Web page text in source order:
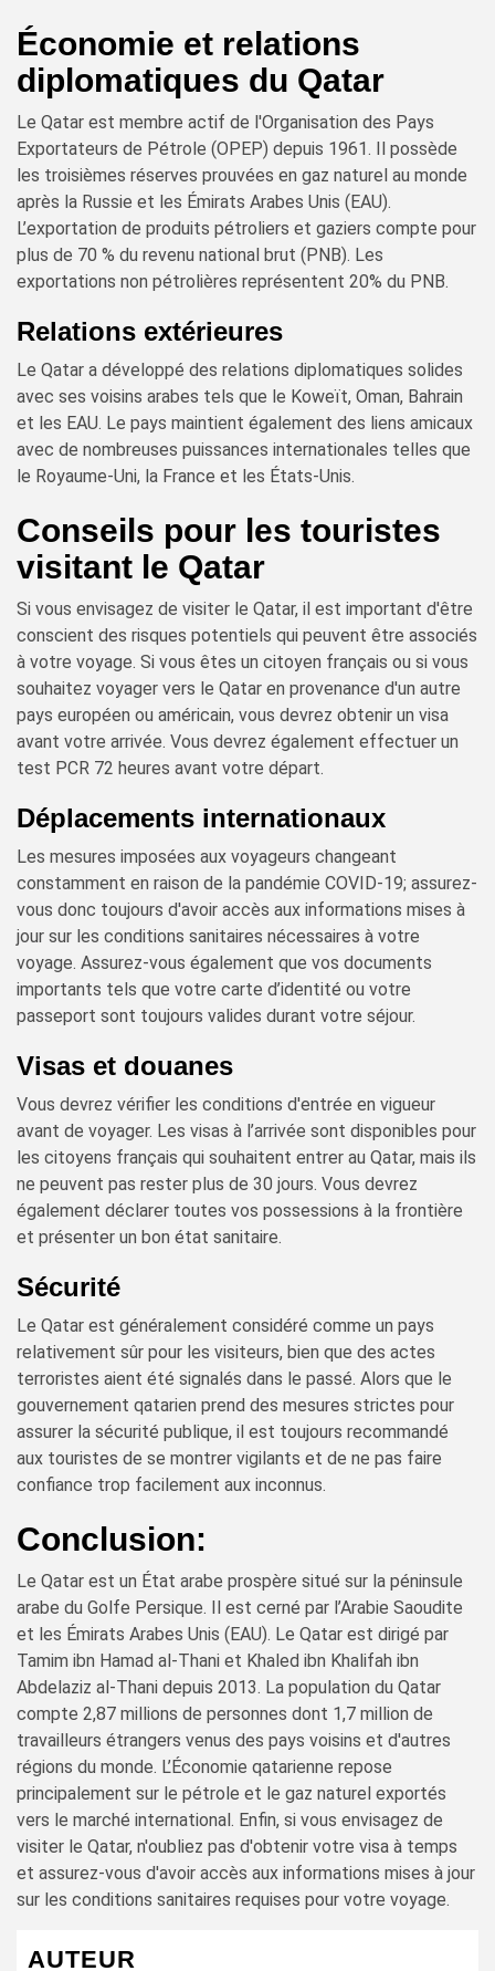
Économie et relations
diplomatiques du Qatar
Le Qatar est membre actif de l'Organisation des Pays
Exportateurs de Pétrole (OPEP) depuis 1961. Il possède
les troisièmes réserves prouvées en gaz naturel au monde
après la Russie et les Émirats Arabes Unis (EAU).
L’exportation de produits pétroliers et gaziers compte pour
plus de 70 % du revenu national brut (PNB). Les
exportations non pétrolières représentent 20% du PNB.
Relations extérieures
Le Qatar a développé des relations diplomatiques solides
avec ses voisins arabes tels que le Koweït, Oman, Bahrain
et les EAU. Le pays maintient également des liens amicaux
avec de nombreuses puissances internationales telles que
le Royaume-Uni, la France et les États-Unis.
Conseils pour les touristes
visitant le Qatar
Si vous envisagez de visiter le Qatar, il est important d'être
conscient des risques potentiels qui peuvent être associés
à votre voyage. Si vous êtes un citoyen français ou si vous
souhaitez voyager vers le Qatar en provenance d'un autre
pays européen ou américain, vous devrez obtenir un visa
avant votre arrivée. Vous devrez également effectuer un
test PCR 72 heures avant votre départ.
Déplacements internationaux
Les mesures imposées aux voyageurs changeant
constamment en raison de la pandémie COVID-19; assurez-
vous donc toujours d'avoir accès aux informations mises à
jour sur les conditions sanitaires nécessaires à votre
voyage. Assurez-vous également que vos documents
importants tels que votre carte d’identité ou votre
passeport sont toujours valides durant votre séjour.
Visas et douanes
Vous devrez vérifier les conditions d'entrée en vigueur
avant de voyager. Les visas à l’arrivée sont disponibles pour
les citoyens français qui souhaitent entrer au Qatar, mais ils
ne peuvent pas rester plus de 30 jours. Vous devrez
également déclarer toutes vos possessions à la frontière
et présenter un bon état sanitaire.
Sécurité
Le Qatar est généralement considéré comme un pays
relativement sûr pour les visiteurs, bien que des actes
terroristes aient été signalés dans le passé. Alors que le
gouvernement qatarien prend des mesures strictes pour
assurer la sécurité publique, il est toujours recommandé
aux touristes de se montrer vigilants et de ne pas faire
confiance trop facilement aux inconnus.
Conclusion:
Le Qatar est un État arabe prospère situé sur la péninsule
arabe du Golfe Persique. Il est cerné par l’Arabie Saoudite
et les Émirats Arabes Unis (EAU). Le Qatar est dirigé par
Tamim ibn Hamad al-Thani et Khaled ibn Khalifah ibn
Abdelaziz al-Thani depuis 2013. La population du Qatar
compte 2,87 millions de personnes dont 1,7 million de
travailleurs étrangers venus des pays voisins et d'autres
régions du monde. L’Économie qatarienne repose
principalement sur le pétrole et le gaz naturel exportés
vers le marché international. Enfin, si vous envisagez de
visiter le Qatar, n'oubliez pas d'obtenir votre visa à temps
et assurez-vous d'avoir accès aux informations mises à jour
sur les conditions sanitaires requises pour votre voyage.
AUTEUR